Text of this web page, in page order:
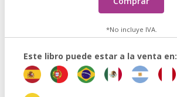
*No incluye IVA.
Este libro puede estar a la venta en: